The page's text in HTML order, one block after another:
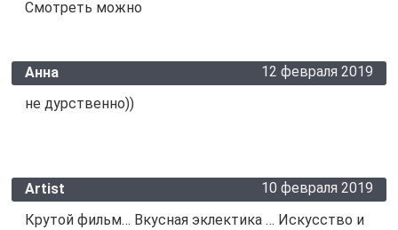
Смотреть можно
Анна
12 февраля 2019
не дурственно))
Artist
10 февраля 2019
Крутой фильм… Вкусная эклектика … Искусство и